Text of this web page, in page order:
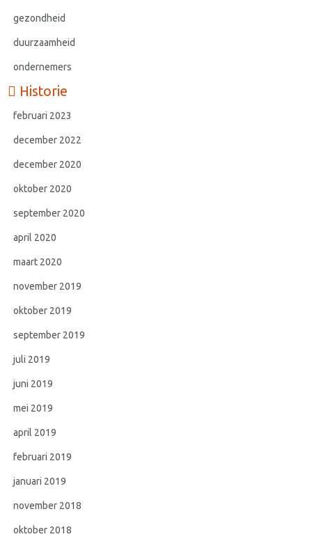
gezondheid
duurzaamheid
ondernemers
Historie
februari 2023
december 2022
december 2020
oktober 2020
september 2020
april 2020
maart 2020
november 2019
oktober 2019
september 2019
juli 2019
juni 2019
mei 2019
april 2019
februari 2019
januari 2019
november 2018
oktober 2018